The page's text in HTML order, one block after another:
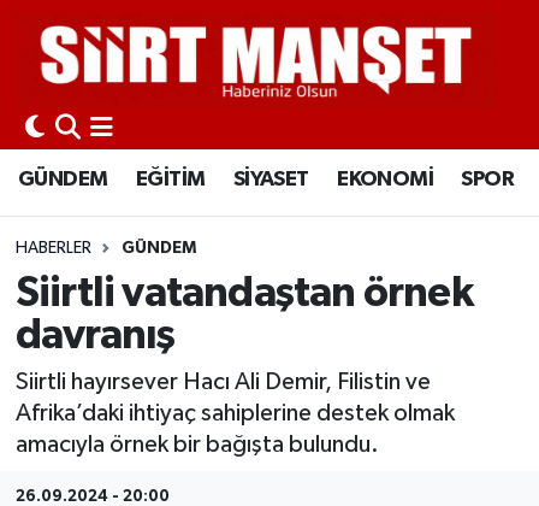
GÜNDEM EĞİTİM SİYASET EKONOMİ SPOR
HABERLER GÜNDEM
Siirtli vatandaştan örnek
davranış
Siirtli hayırsever Hacı Ali Demir, Filistin ve
Afrika’daki ihtiyaç sahiplerine destek olmak
amacıyla örnek bir bağışta bulundu.
26.09.2024 - 20:00
GÜNDEM
EĞİTİM
SİYASET
EKONOMİ
SPOR
İLÇELER
KÜLTÜR-SANAT
Siirt Nöbetçi Eczaneler
Siirt Hava Durumu
Siirt Namaz Vakitleri
Siirt Trafik Yoğunluk Haritası
Süper Lig Puan Durumu ve Fikstür
Tüm Manşetler
Son Dakika Haberleri